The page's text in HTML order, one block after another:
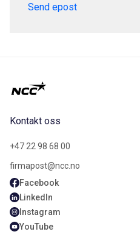
Send epost
Kontakt oss
+47 22 98 68 00
firmapost@ncc.no
Facebook
LinkedIn
Instagram
YouTube